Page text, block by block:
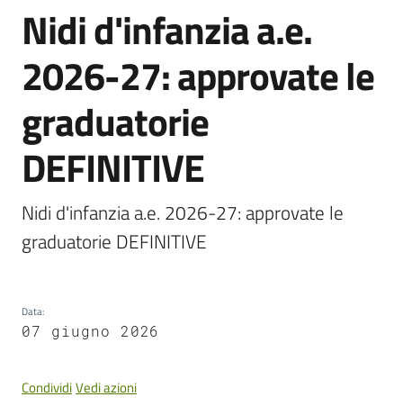
Novità
Menu selezionato
Servizi
Vivere
Pieve
di
Cento
Trasparente
gli
Salta al contenuto
Nidi d'infanzia a.e.
2026-27: approvate le
graduatorie
DEFINITIVE
Nidi d'infanzia a.e. 2026-27: approvate le
graduatorie DEFINITIVE
Data:
07 giugno 2026
CondividiVedi azioni